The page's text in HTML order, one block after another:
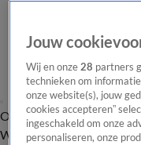
Overzicht Onze programma's
WandelgangenInterviews
Jouw
Wij en onze28 partners
technieken om
onze website(s), jouw
cookies accepteren”
ingeschakeld om onze
personaliseren, onze